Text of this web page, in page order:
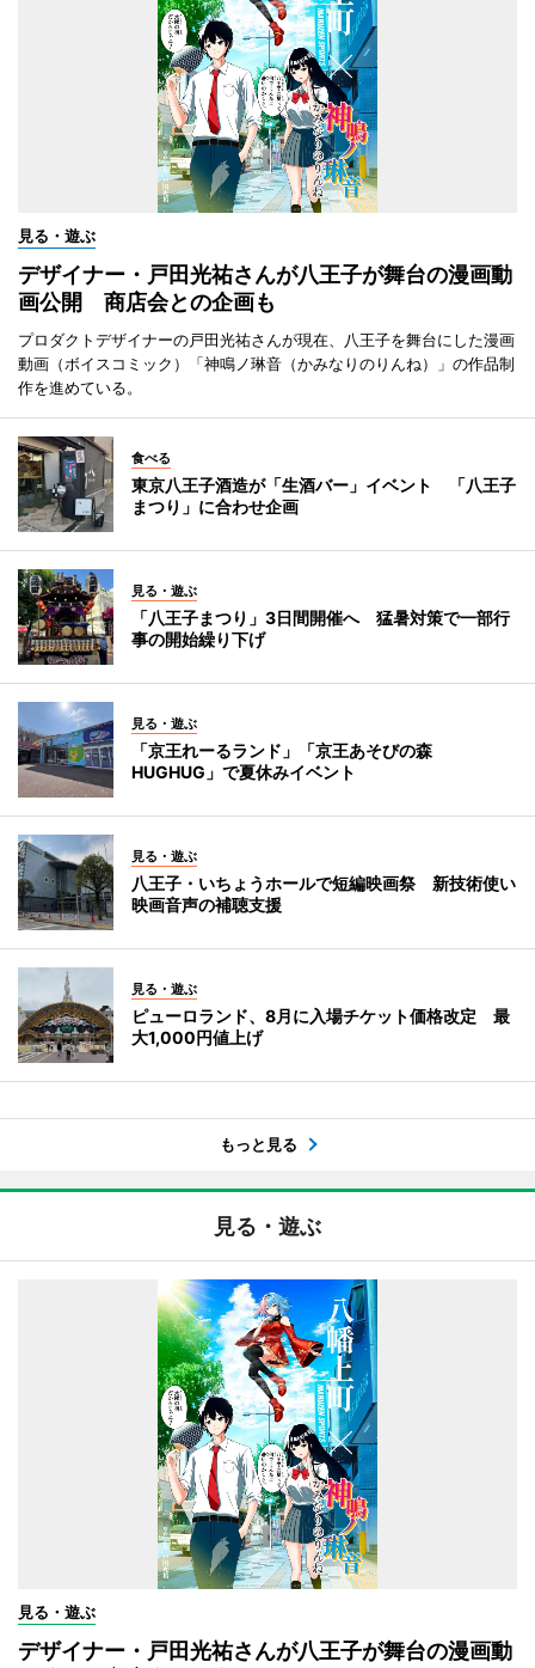
見る・遊ぶ
デザイナー・戸田光祐さんが八王子が舞台の漫画動
画公開 商店会との企画も
プロダクトデザイナーの戸田光祐さんが現在、八王子を舞台にした漫画
動画（ボイスコミック）「神鳴ノ琳音（かみなりのりんね）」の作品制
作を進めている。
食べる
東京八王子酒造が「生酒バー」イベント 「八王子
まつり」に合わせ企画
見る・遊ぶ
「八王子まつり」3日間開催へ 猛暑対策で一部行
事の開始繰り下げ
見る・遊ぶ
「京王れーるランド」「京王あそびの森
HUGHUG」で夏休みイベント
見る・遊ぶ
八王子・いちょうホールで短編映画祭 新技術使い
映画音声の補聴支援
見る・遊ぶ
ピューロランド、8月に入場チケット価格改定 最
大1,000円値上げ
もっと見る
見る・遊ぶ
見る・遊ぶ
デザイナー・戸田光祐さんが八王子が舞台の漫画動